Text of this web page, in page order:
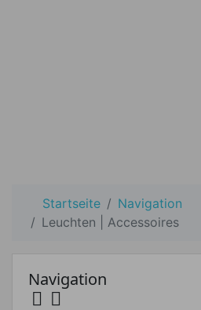
Startseite
Navigation
Leuchten | Accessoires
Navigation
 